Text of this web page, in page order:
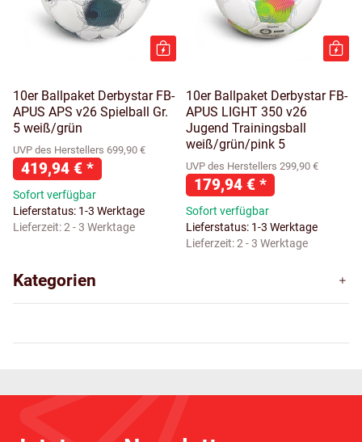
10er Ballpaket Derbystar FB-
APUS APS v26 Spielball Gr.
5 weiß/grün
UVP des Herstellers 699,90 €
419,94 € *
Sofort verfügbar
Lieferstatus: 1-3 Werktage
Lieferzeit:2 - 3 Werktage
10er Ballpaket Derbystar FB-
APUS LIGHT 350 v26
Jugend Trainingsball
weiß/grün/pink 5
UVP des Herstellers 299,90 €
179,94 € *
Sofort verfügbar
Lieferstatus: 1-3 Werktage
Lieferzeit:2 - 3 Werktage
Kategorien